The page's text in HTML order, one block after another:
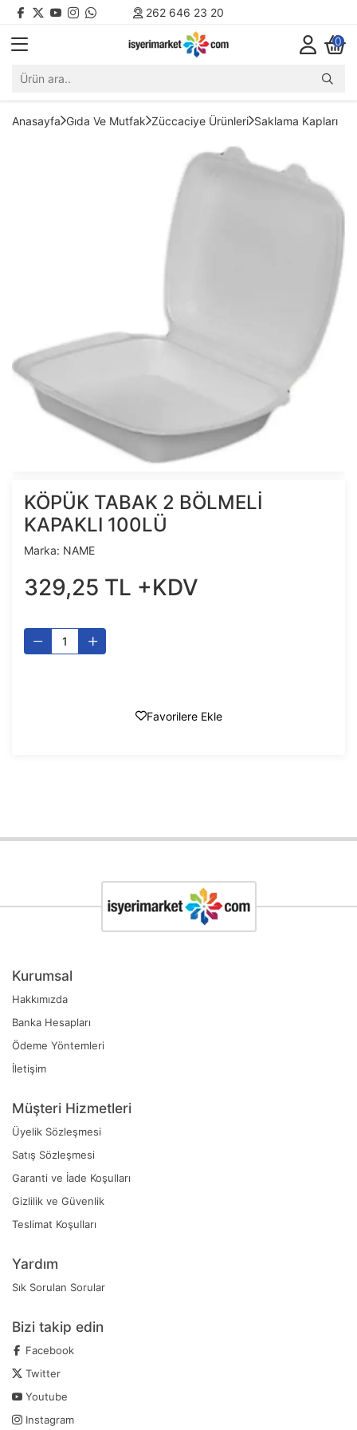
262 646 23 20
0
Anasayfa Gıda Ve Mutfak Züccaciye Ürünleri Saklama Kapları
KÖPÜK TABAK 2 BÖLMELİ
KAPAKLI 100LÜ
Marka: NAME
329,25 TL +KDV
Favorilere Ekle
Kurumsal
Hakkımızda
Banka Hesapları
Ödeme Yöntemleri
İletişim
Müşteri Hizmetleri
Üyelik Sözleşmesi
Satış Sözleşmesi
Garanti ve İade Koşulları
Gizlilik ve Güvenlik
Teslimat Koşulları
Yardım
Sık Sorulan Sorular
Bizi takip edin
Facebook
Twitter
Youtube
Instagram